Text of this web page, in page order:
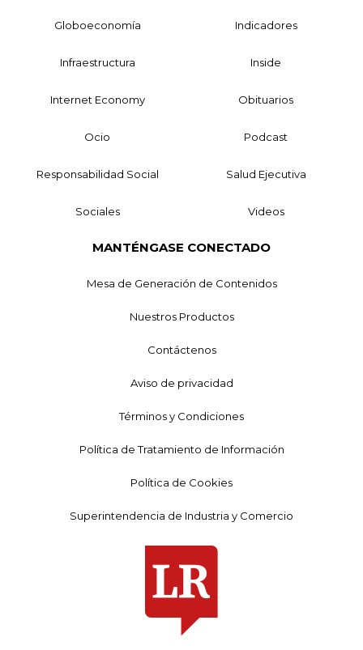
Globoeconomía Indicadores
Infraestructura Inside
Internet Economy Obituarios
Ocio Podcast
Responsabilidad Social Salud Ejecutiva
Sociales Videos
MANTÉNGASE CONECTADO
Mesa de Generación de Contenidos
Nuestros Productos
Contáctenos
Aviso de privacidad
Términos y Condiciones
Política de Tratamiento de Información
Política de Cookies
Superintendencia de Industria y Comercio